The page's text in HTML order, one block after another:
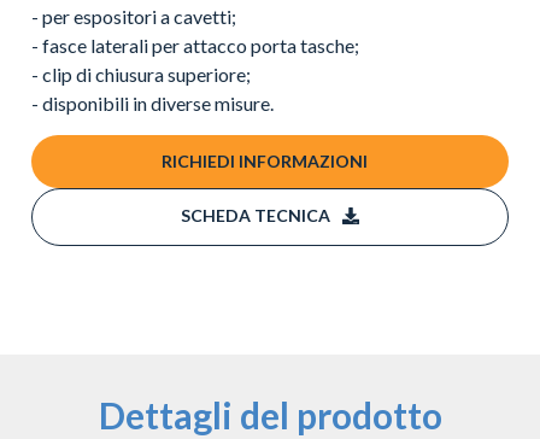
- per espositori a cavetti;
- fasce laterali per attacco porta tasche;
- clip di chiusura superiore;
- disponibili in diverse misure.
RICHIEDI INFORMAZIONI
SCHEDA TECNICA
Dettagli del prodotto